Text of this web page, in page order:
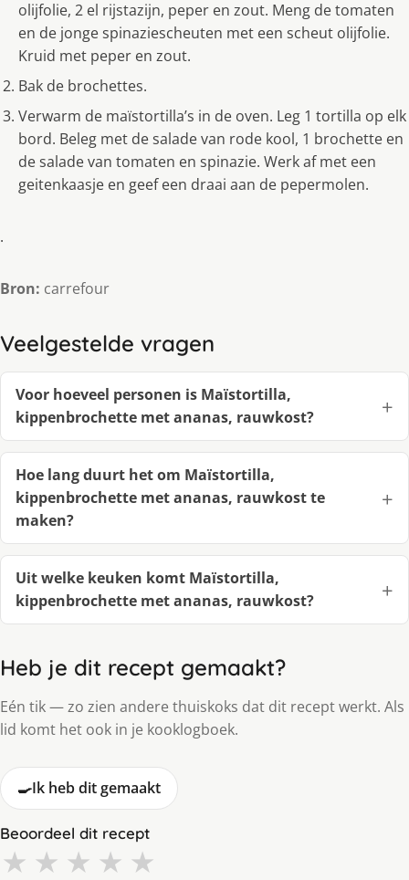
olijfolie, 2 el rijstazijn, peper en zout. Meng de tomaten
en de jonge spinaziescheuten met een scheut olijfolie.
Kruid met peper en zout.
Bak de brochettes.
Verwarm de maïstortilla’s in de oven. Leg 1 tortilla op elk
bord. Beleg met de salade van rode kool, 1 brochette en
de salade van tomaten en spinazie. Werk af met een
geitenkaasje en geef een draai aan de pepermolen.
.
Bron: carrefour
Veelgestelde vragen
Voor hoeveel personen is Maïstortilla,
kippenbrochette met ananas, rauwkost?
Hoe lang duurt het om Maïstortilla,
kippenbrochette met ananas, rauwkost te
maken?
Uit welke keuken komt Maïstortilla,
kippenbrochette met ananas, rauwkost?
Heb je dit recept gemaakt?
Eén tik — zo zien andere thuiskoks dat dit recept werkt. Als
lid komt het ook in je kooklogboek.
🍳Ik heb dit gemaakt
Beoordeel dit recept
★ ★ ★ ★ ★